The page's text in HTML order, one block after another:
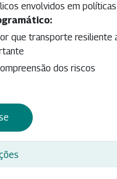
envolvidos em
que transporte resiliente
dos riscos